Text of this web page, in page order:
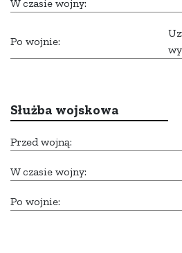
W czasie wojny:
Po wojnie:
Służba wojskowa
Przed wojną:
W czasie wojny:
Po wojnie: